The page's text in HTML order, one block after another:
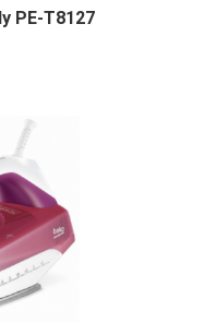
PE-T8127